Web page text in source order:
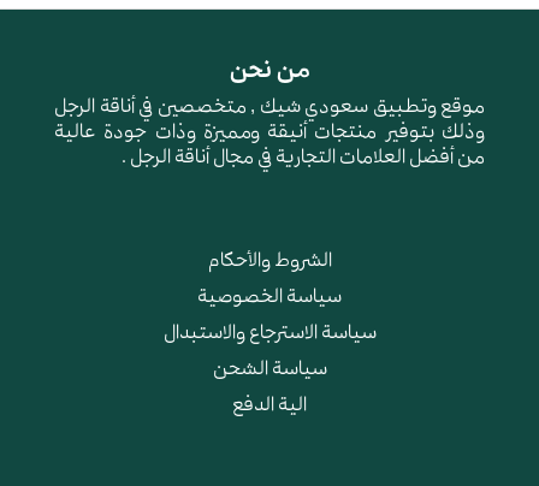
من نحن
موقع وتطبيق سعودي شيك , متخصصين في أناقة الرجل
وذلك بتوفير منتجات أنيقة ومميزة وذات جودة عالية
من أفضل العلامات التجارية في مجال أناقة الرجل .
الشروط والأحكام
سياسة الخصوصية
سياسة الاسترجاع والاستبدال
سياسة الشحن
الية الدفع